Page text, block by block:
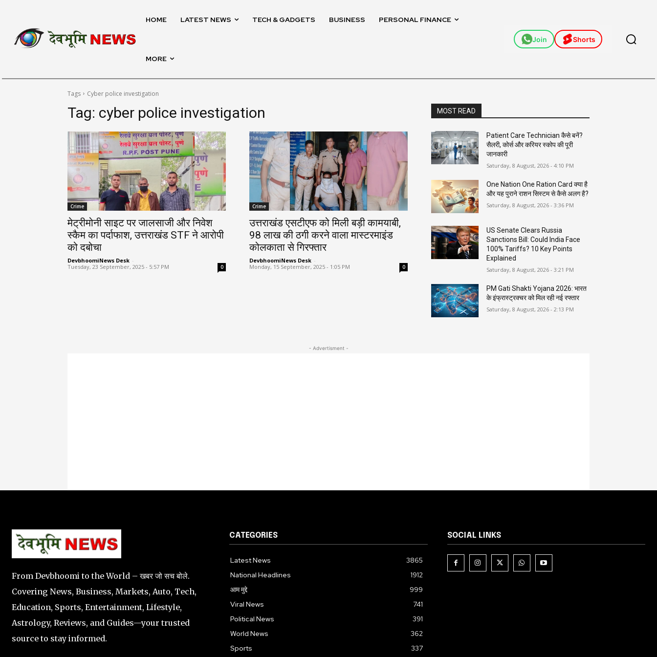
HOME LATEST NEWS TECH & GADGETS BUSINESS PERSONAL FINANCE
MORE
Join Shorts
Tags Cyber police investigation
Tag: cyber police investigation
Crime
मेट्रीमोनी साइट पर जालसाजी और निवेश
स्कैम का पर्दाफाश, उत्तराखंड STF ने आरोपी
को दबोचा
DevbhoomiNews Desk -
Tuesday, 23 September, 2025 - 5:57 PM
0
Crime
उत्तराखंड एसटीएफ को मिली बड़ी कामयाबी,
98 लाख की ठगी करने वाला मास्टरमाइंड
कोलकाता से गिरफ्तार
DevbhoomiNews Desk -
Monday, 15 September, 2025 - 1:05 PM
0
MOST READ
Patient Care Technician कैसे बनें?
सैलरी, कोर्स और करियर स्कोप की पूरी
जानकारी
Saturday, 8 August, 2026 - 4:10 PM
One Nation One Ration Card क्या है
और यह पुराने राशन सिस्टम से कैसे अलग है?
Saturday, 8 August, 2026 - 3:36 PM
US Senate Clears Russia
Sanctions Bill: Could India Face
100% Tariffs? 10 Key Points
Explained
Saturday, 8 August, 2026 - 3:21 PM
PM Gati Shakti Yojana 2026: भारत
के इंफ्रास्ट्रक्चर को मिल रही नई रफ्तार
Saturday, 8 August, 2026 - 2:13 PM
- Advertisment -
From Devbhoomi to the World – खबर जो सच बोले.
Covering News, Business, Markets, Auto, Tech,
Education, Sports, Entertainment, Lifestyle,
Astrology, Reviews, and Guides—your trusted
source to stay informed.
CATEGORIES
Latest News
3865
National Headlines
1912
आम मुद्दे
999
Viral News
741
Political News
391
World News
362
Sports
337
SOCIAL LINKS